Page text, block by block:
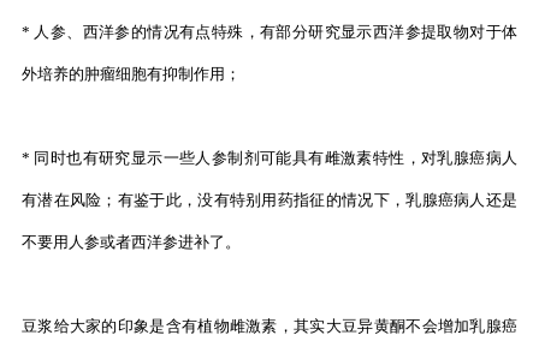
* 人参、西洋参的情况有点特殊，有部分研究显示西洋参提取物对于体
外培养的肿瘤细胞有抑制作用；
* 同时也有研究显示一些人参制剂可能具有雌激素特性，对乳腺癌病人
有潜在风险；有鉴于此，没有特别用药指征的情况下，乳腺癌病人还是
不要用人参或者西洋参进补了。
豆浆给大家的印象是含有植物雌激素，其实大豆异黄酮不会增加乳腺癌